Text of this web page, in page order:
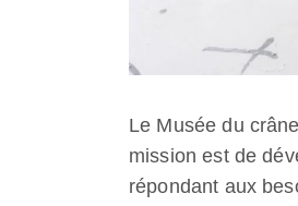
Le Musée du
mission est de
répondant aux